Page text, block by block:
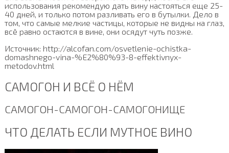
использования рекомендую дать вину настояться еще 25-
40 дней, и только потом разливать его в бутылки. Дело в
том, что самые мелкие частицы, которые не видны на глаз,
всё равно остаются в вине, они осядут чуть позже.
Источник: http://alcofan.com/osvetlenie-ochistka-
domashnego-vina-%E2%80%93-8-effektivnyx-
metodov.html
САМОГОН И ВСЁ О НЁМ
САМОГОН-САМОГОН-САМОГОНИЩЕ
ЧТО ДЕЛАТЬ ЕСЛИ МУТНОЕ ВИНО